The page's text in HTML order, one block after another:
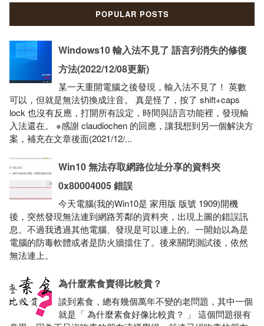
POPULAR POSTS
Windows10 輸入法不見了 語言列消失的修復
方法(2022/12/08更新)
某一天重開電腦之後發現，輸入法不見了！ 英數
可以，但就是無法切換成注音。 真是怪了，按了 shift+caps
lock 也沒有反應，打開所有設定，時間與語言功能裡，發現輸
入法還在。 ※感謝 claudiochen 的回應，讓我想到另一個解決方
案，補充在文章後面(2021/12/...
Win10 無法存取網路位址分享的資料夾
0x80004005 錯誤
今天電腦(我的Win10是 家用版 版號 1909)開機
後，突然發現無法連到網路芳鄰的資料夾，出現上圖的錯誤訊
息。不過我透過其他電腦、發現是可以連上的。一開始以為是
電腦的防毒軟體或者是防火牆擋住了。後來關閉測試後，依然
無法連上。
為什麼素食賣得比較貴？
談到素食，總有幾個萬年不變的老問題，其中一個
就是「 為什麼素食好像比較貴？ 」 這個問題很有